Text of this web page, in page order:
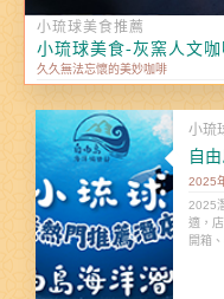
小琉球美食推薦
小琉球美食-灰窯人文咖
久久無法忘懷的美妙咖啡
小琉
自
2025
2025
適，
開箱